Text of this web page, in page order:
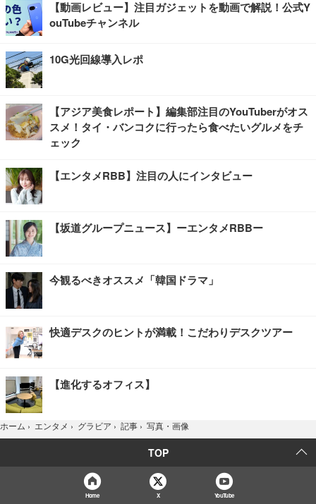
【動画レビュー】注目ガジェットを動画で解説！公式Y
ouTubeチャンネル
10G光回線導入レポ
【アジア美食レポート】編集部注目のYouTuberがオス
スメ！タイ・バンコクに行ったら食べたいグルメをチ
ェック
【エンタメRBB】注目の人にインタビュー
【坂道グループニュース】ーエンタメRBBー
今観るべきオススメ「韓国ドラマ」
快適デスクのヒントが満載！こだわりデスクツアー
【進化するオフィス】
ホーム › エンタメ › グラビア › 記事 › 写真・画像
TOP
Home X YouTube